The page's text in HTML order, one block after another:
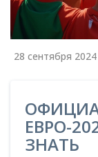
28 сентября 2024
ЕВРО-
ЗНАТЬ